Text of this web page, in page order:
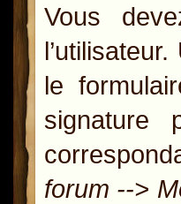
Vous
le
forum -->